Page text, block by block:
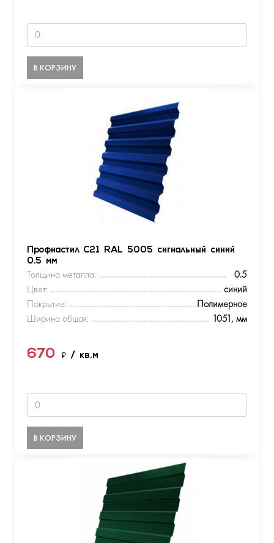
В КОРЗИНУ
Профнастил С21 RAL 5005 сигнальный синий
0.5 мм
Толщина металла:
0.5
Цвет:
синий
Покрытие:
Полимерное
Ширина общая:
1051, мм
670 ₽ / кв.м
В КОРЗИНУ